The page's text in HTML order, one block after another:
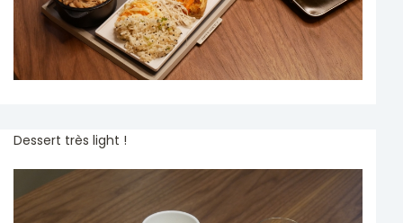
Dessert très light !